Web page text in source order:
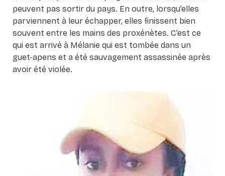
peuvent pas sortir du pays. En outre, lorsqu’elles
parviennent à leur échapper, elles finissent bien
souvent entre les mains des proxénètes. C’est ce
qui est arrivé à Mélanie qui est tombée dans un
guet-apens et a été sauvagement assassinée après
avoir été violée.